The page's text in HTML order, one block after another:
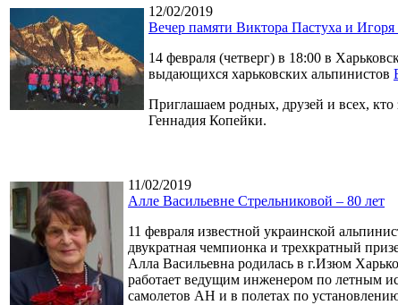
12/02/2019
Вечер памяти Виктора Пастуха и Игоря
14 февраля (четверг) в 18:00 в
выдающихся харьковских альпинистов
Приглашаем родных, друзей и всех,
Геннадия Копейки.
11/02/2019
Алле Васильевне Стрельниковой – 80 лет
11 февраля известной украинской
двукратная чемпионка и трехкратный
Алла Васильевна родилась в г.Изюм
работает ведущим инженером по летным
самолетов АН и в полетах по